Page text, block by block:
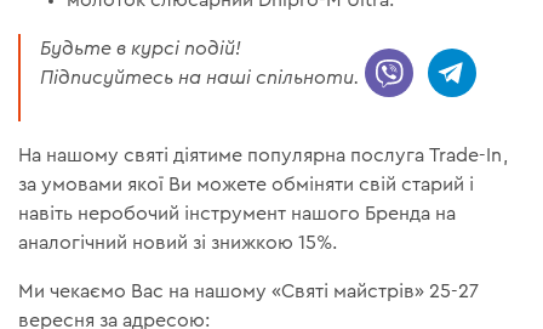
Будьте в курсі подій!
Підписуйтесь на наші спільноти.
На нашому святі діятиме популярна послуга Trade-In,
за умовами якої Ви можете обміняти свій старий і
навіть неробочий інструмент нашого Бренда на
аналогічний новий зі знижкою 15%.
Ми чекаємо Вас на нашому «Святі майстрів» 25-27
вересня за адресою: